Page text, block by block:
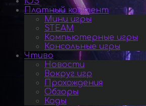
Платный контент
Мини игры
STEAM
Компьютерные игры
Консольные игры
Чтиво
Новости
Вокруг игр
Прохождения
Обзоры
Коды